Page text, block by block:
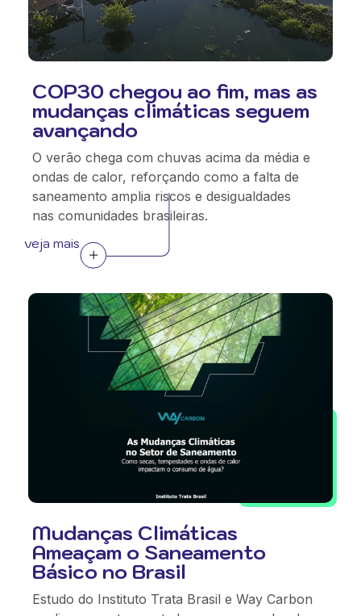
COP30 chegou ao fim, mas as
mudanças climáticas seguem
avançando
O verão chega com chuvas acima da média e
ondas de calor, reforçando como a falta de
saneamento amplia riscos e desigualdades
nas comunidades brasileiras.
veja mais
Mudanças Climáticas
Ameaçam o Saneamento
Básico no Brasil
Estudo do Instituto Trata Brasil e Way Carbon